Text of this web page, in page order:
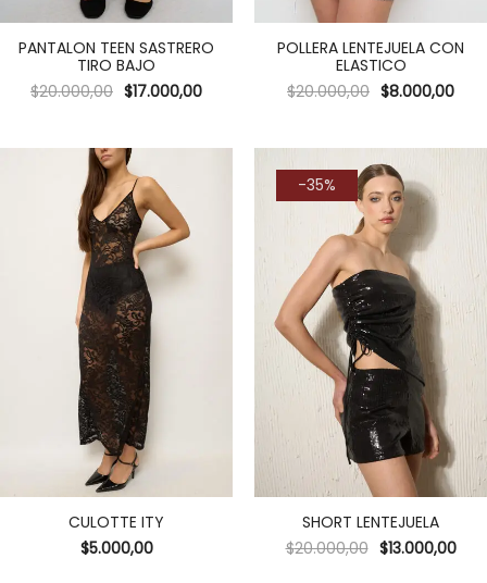
PANTALON TEEN SASTRERO
TIRO BAJO
$20.000,00 $17.000,00
POLLERA LENTEJUELA CON
ELASTICO
$20.000,00 $8.000,00
CULOTTE ITY
$5.000,00
-35%
SHORT LENTEJUELA
$20.000,00 $13.000,00